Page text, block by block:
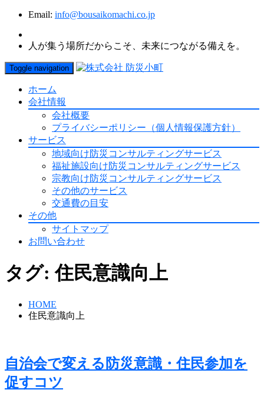
Email: info@bousaikomachi.co.jp
人が集う場所だからこそ、未来につながる備えを。
Toggle navigation
ホーム
会社情報
会社概要
プライバシーポリシー（個人情報保護方針）
サービス
地域向け防災コンサルティングサービス
福祉施設向け防災コンサルティングサービス
宗教向け防災コンサルティングサービス
その他のサービス
交通費の目安
その他
サイトマップ
お問い合わせ
タグ:住民意識向上
HOME
住民意識向上
自治会で変える防災意識・住民参加を
促すコツ